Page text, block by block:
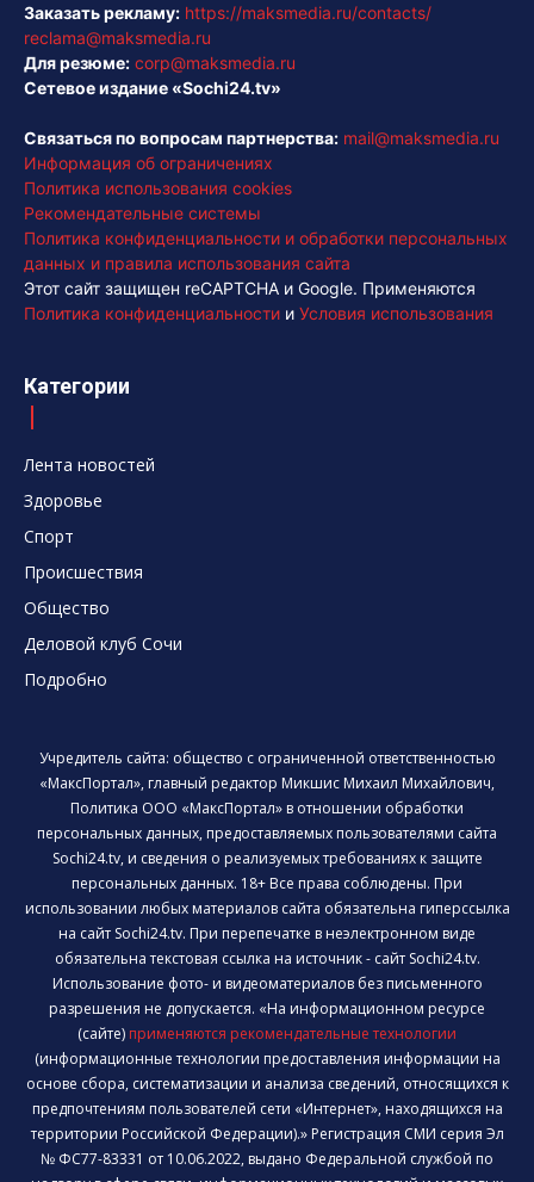
Заказать рекламу: https://maksmedia.ru/contacts/
reclama@maksmedia.ru
Для резюме: corp@maksmedia.ru
Сетевое издание «Sochi24.tv»
Связаться по вопросам партнерства: mail@maksmedia.ru
Информация об ограничениях
Политика использования cookies
Рекомендательные системы
Политика конфиденциальности и обработки персональных
данных и правила использования сайта
Этот сайт защищен reCAPTCHA и Google. Применяются
Политика конфиденциальности и Условия использования
Категории
Лента новостей
Здоровье
Спорт
Происшествия
Общество
Деловой клуб Сочи
Подробно
Учредитель сайта: общество с ограниченной ответственностью
«МаксПортал», главный редактор Микшис Михаил Михайлович,
Политика ООО «МаксПортал» в отношении обработки
персональных данных, предоставляемых пользователями сайта
Sochi24.tv, и сведения о реализуемых требованиях к защите
персональных данных. 18+ Все права соблюдены. При
использовании любых материалов сайта обязательна гиперссылка
на сайт Sochi24.tv. При перепечатке в неэлектронном виде
обязательна текстовая ссылка на источник - сайт Sochi24.tv.
Использование фото- и видеоматериалов без письменного
разрешения не допускается. «На информационном ресурсе
(сайте) применяются рекомендательные технологии
(информационные технологии предоставления информации на
основе сбора, систематизации и анализа сведений, относящихся к
предпочтениям пользователей сети «Интернет», находящихся на
территории Российской Федерации).» Регистрация СМИ серия Эл
№ ФС77-83331 от 10.06.2022, выдано Федеральной службой по